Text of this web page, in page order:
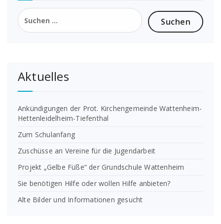
Suchen
nach:
Aktuelles
Ankündigungen der Prot. Kirchengemeinde Wattenheim-
Hettenleidelheim-Tiefenthal
Zum Schulanfang
Zuschüsse an Vereine für die Jugendarbeit
Projekt „Gelbe Füße“ der Grundschule Wattenheim
Sie benötigen Hilfe oder wollen Hilfe anbieten?
Alte Bilder und Informationen gesucht